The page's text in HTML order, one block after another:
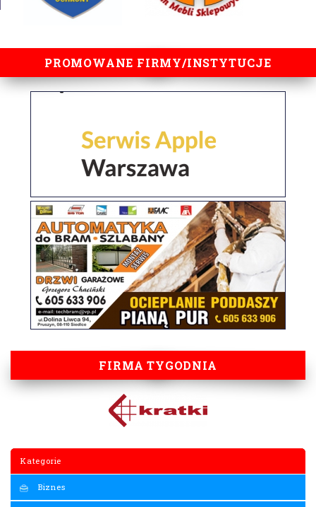
PROMOWANE FIRMY/INSTYTUCJE
FIRMA TYGODNIA
Kategorie
Biznes